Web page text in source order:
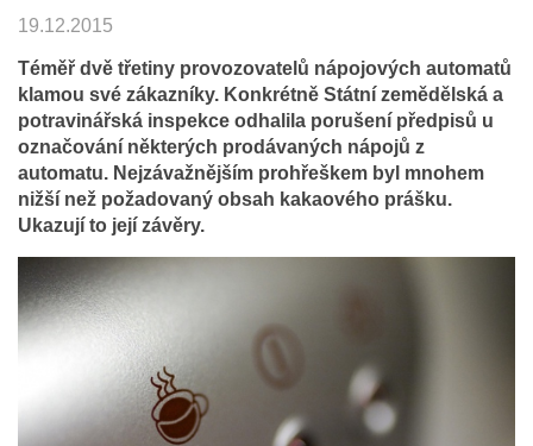
19.12.2015
Téměř dvě třetiny provozovatelů nápojových automatů
klamou své zákazníky. Konkrétně Státní zemědělská a
potravinářská inspekce odhalila porušení předpisů u
označování některých prodávaných nápojů z
automatu. Nejzávažnějším prohřeškem byl mnohem
nižší než požadovaný obsah kakaového prášku.
Ukazují to její závěry.